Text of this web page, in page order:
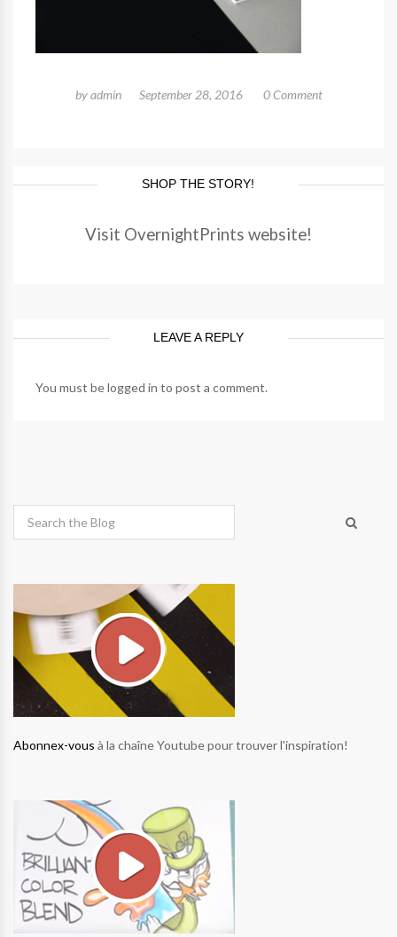
byadmin September 28, 2016 0 Comment
SHOP THE STORY!
Visit OvernightPrints website!
LEAVE A REPLY
You must belogged in to post a comment.
Abonnex-vous à la chaîne Youtube pour trouver l'inspiration!